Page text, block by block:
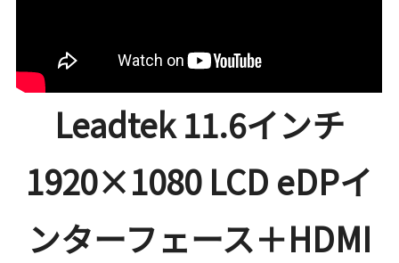
Leadtek 11.6インチ
1920×1080 LCD eDPイ
ンターフェース＋HDMI